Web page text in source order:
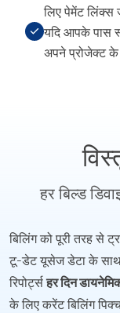
लिए पेमेंट लिंक्स
यदि आपके पास
अपने प्रोजेक्ट के
हर बिल्ड
बिलिंग को पूरी तरह से
टू-डेट यूसेज डेटा के साथ
रिपोर्ट्सहर दिन
के लिए करेंट बिलिंग